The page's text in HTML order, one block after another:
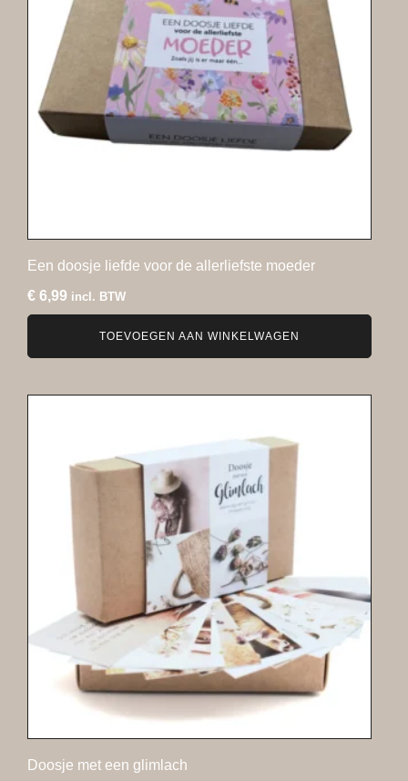
Een doosje liefde voor de allerliefste moeder
€ 6,99 incl. BTW
TOEVOEGEN AAN WINKELWAGEN
Doosje met een glimlach